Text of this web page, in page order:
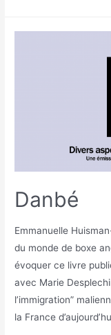
Danbé
Emmanuelle
du monde de boxe
évoquer ce livre
avec Marie
l’immigration”
la France